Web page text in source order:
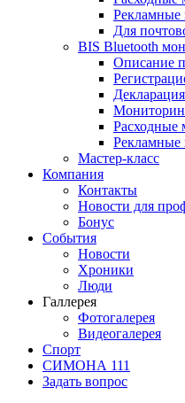
Рекламные
Для
BIS Bluetooth
Описание
Расходные
Рекламные
Мастер-класс
Компания
Контакты
Новости для
Бонус
События
Новости
Хроники
Люди
Галлерея
Фотогалерея
Видеогалерея
Спорт
СИМОНА 111
Задать вопрос